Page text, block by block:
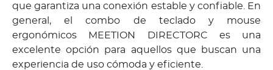
que garantiza una conexión estable y confiable. En
general, el combo de teclado y mouse
ergonómicos MEETION DIRECTORC es una
excelente opción para aquellos que buscan una
experiencia de uso cómoda y eficiente.